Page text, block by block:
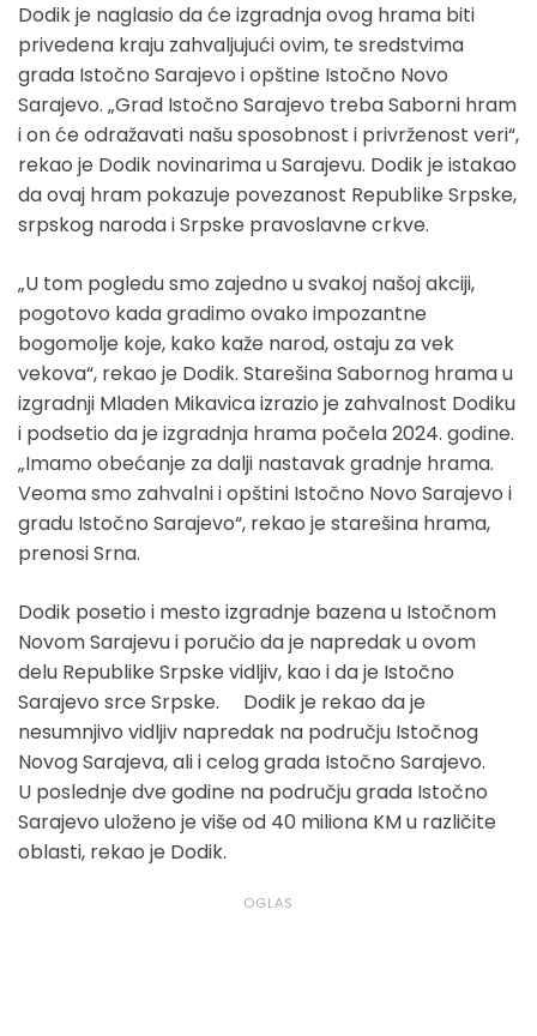
Dodik je naglasio da će izgradnja ovog hrama biti
privedena kraju zahvaljujući ovim, te sredstvima
grada Istočno Sarajevo i opštine Istočno Novo
Sarajevo. „Grad Istočno Sarajevo treba Saborni hram
i on će odražavati našu sposobnost i privrženost veri“,
rekao je Dodik novinarima u Sarajevu. Dodik je istakao
da ovaj hram pokazuje povezanost Republike Srpske,
srpskog naroda i Srpske pravoslavne crkve.
„U tom pogledu smo zajedno u svakoj našoj akciji,
pogotovo kada gradimo ovako impozantne
bogomolje koje, kako kaže narod, ostaju za vek
vekova“, rekao je Dodik. Starešina Sabornog hrama u
izgradnji Mladen Mikavica izrazio je zahvalnost Dodiku
i podsetio da je izgradnja hrama počela 2024. godine.
„Imamo obećanje za dalji nastavak gradnje hrama.
Veoma smo zahvalni i opštini Istočno Novo Sarajevo i
gradu Istočno Sarajevo“, rekao je starešina hrama,
prenosi Srna.
Dodik posetio i mesto izgradnje bazena u Istočnom
Novom Sarajevu i poručio da je napredak u ovom
delu Republike Srpske vidljiv, kao i da je Istočno
Sarajevo srce Srpske. Dodik je rekao da je
nesumnjivo vidljiv napredak na području Istočnog
Novog Sarajeva, ali i celog grada Istočno Sarajevo.
U poslednje dve godine na području grada Istočno
Sarajevo uloženo je više od 40 miliona KM u različite
oblasti, rekao je Dodik.